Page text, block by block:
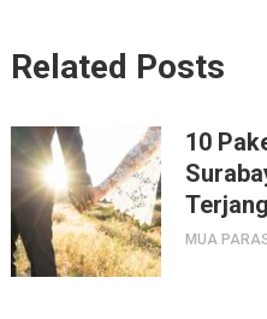
Related Posts
10
MUA